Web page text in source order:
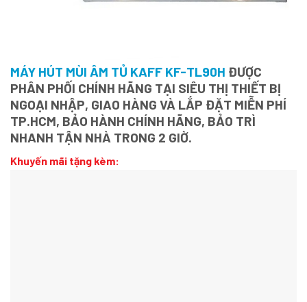
MÁY HÚT MÙI ÂM TỦ KAFF KF-TL90H ĐƯỢC
PHÂN PHỐI CHÍNH HÃNG TẠI SIÊU THỊ THIẾT BỊ
NGOẠI NHẬP, GIAO HÀNG VÀ LẮP ĐẶT MIỄN PHÍ
TP.HCM, BẢO HÀNH CHÍNH HÃNG, BẢO TRÌ
NHANH TẬN NHÀ TRONG 2 GIỜ.
Khuyến mãi tặng kèm: